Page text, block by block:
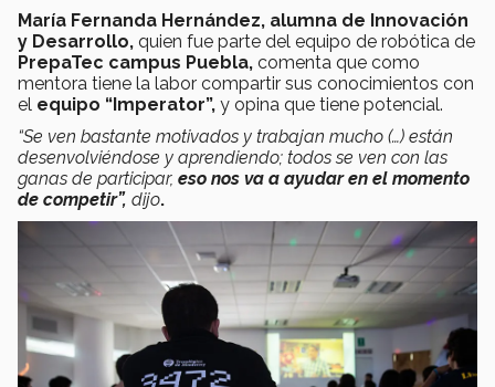
María Fernanda Hernández, alumna de Innovación
y Desarrollo, quien fue parte del equipo de robótica de
PrepaTec campus Puebla, comenta que como
mentora tiene la labor compartir sus conocimientos con
el equipo “Imperator”, y opina que tiene potencial.
“Se ven bastante motivados y trabajan mucho (…) están
desenvolviéndose y aprendiendo; todos se ven con las
ganas de participar, eso nos va a ayudar en el momento
de competir”, dijo.